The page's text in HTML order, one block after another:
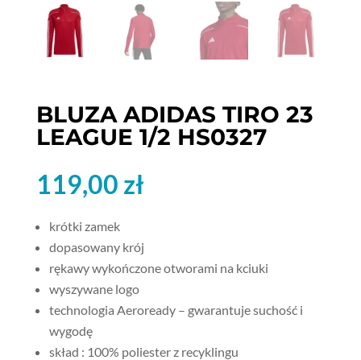
BLUZA ADIDAS TIRO 23
LEAGUE 1/2 HS0327
119,00 zł
krótki zamek
dopasowany krój
rękawy wykończone otworami na kciuki
wyszywane logo
technologia Aeroready – gwarantuje suchość i
wygodę
skład : 100% poliester z recyklingu